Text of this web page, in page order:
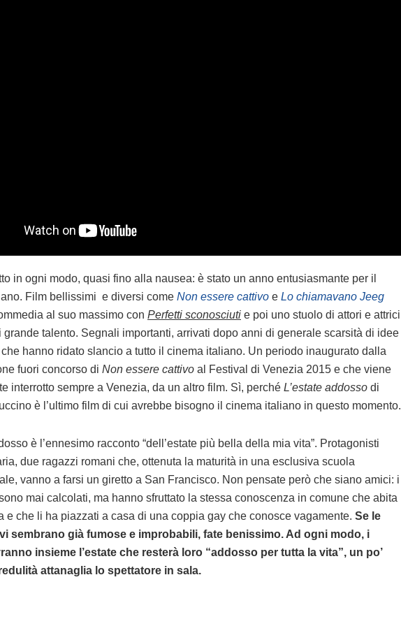
in ogni modo, quasi fino alla nausea: è stato un anno entusiasmante per il
Film bellissimi e diversi come Non essere cattivo e Lo chiamavano Jeeg
al suo massimo con Perfetti sconosciuti e poi uno stuolo di attori e attrici
grande talento. Segnali importanti, arrivati dopo anni di generale scarsità di idee
hanno ridato slancio a tutto il cinema italiano. Un periodo inaugurato dalla
fuori concorso di Non essere cattivo al Festival di Venezia 2015 e che viene
interrotto sempre a Venezia, da un altro film. Sì, perché L’estate addosso di
è l’ultimo film di cui avrebbe bisogno il cinema italiano in questo momento.
è l’ennesimo racconto “dell’estate più bella della mia vita”. Protagonisti
due ragazzi romani che, ottenuta la maturità in una esclusiva scuola
vanno a farsi un giretto a San Francisco. Non pensate però che siano amici: i
mai calcolati, ma hanno sfruttato la stessa conoscenza in comune che abita
e che li ha piazzati a casa di una coppia gay che conosce vagamente. Se le
sembrano già fumose e improbabili, fate benissimo. Ad ogni modo, i
insieme l’estate che resterà loro “addosso per tutta la vita”, un po’
attanaglia lo spettatore in sala.